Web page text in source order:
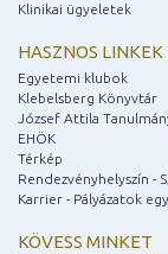
Klinikai ügyeletek
HASZNOS LINKEK
Egyetemi klubok
Klebelsberg Könyvtár
József Attila
EHÖK
Térkép
Rendezvényhelyszín -
Karrier - Pályázatok
KÖVESS MINKET